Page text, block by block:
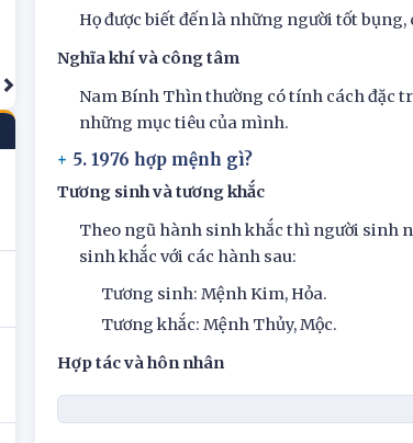
Họ được biết đến là những người tốt
Nghĩa khí và công tâm
Nam Bính Thìn thường có tính cách đặc
những mục tiêu của mình.
5. 1976 hợp mệnh gì?
Tương sinh và tương khắc
Theo ngũ hành sinh khắc thì người sinh
sinh khắc với các hành sau:
Tương sinh: Mệnh Kim, Hỏa.
Tương khắc: Mệnh Thủy, Mộc.
Hợp tác và hôn nhân